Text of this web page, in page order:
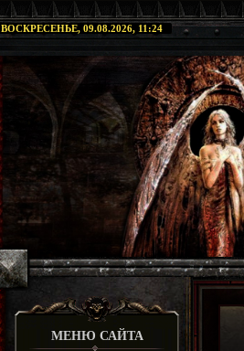
ВОСКРЕСЕНЬЕ, 09.08.2026, 11:24
МЕНЮ САЙТА